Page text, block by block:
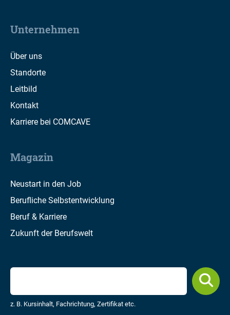
Unternehmen
Über uns
Standorte
Leitbild
Kontakt
Karriere bei COMCAVE
Magazin
Neustart in den Job
Berufliche Selbstentwicklung
Beruf & Karriere
Zukunft der Berufswelt
z. B. Kursinhalt, Fachrichtung, Zertifikat etc.